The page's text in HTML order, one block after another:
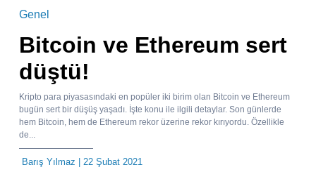
Genel
Bitcoin ve Ethereum sert
düştü!
Kripto para piyasasındaki en popüler iki birim olan Bitcoin ve Ethereum
bugün sert bir düşüş yaşadı. İşte konu ile ilgili detaylar. Son günlerde
hem Bitcoin, hem de Ethereum rekor üzerine rekor kırıyordu. Özellikle
de...
Barış Yılmaz | 22 Şubat 2021